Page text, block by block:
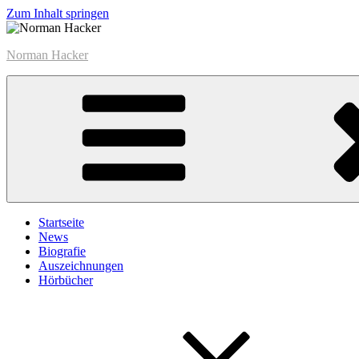
Zum Inhalt springen
Norman Hacker
Startseite
News
Biografie
Auszeichnungen
Hörbücher